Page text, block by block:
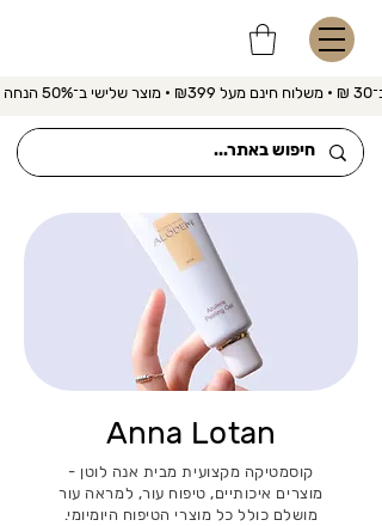
הנחה
Anna Lotan
קוסמטיקה מקצועית מבית אנה לוטן -
מוצרים איכותיים, טיפוח עור, למראה עור
מושלם כולל כל מוצרי הטיפוח היומיומי.